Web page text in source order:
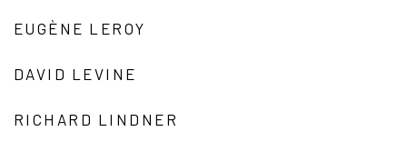
EUGÈNE LEROY
DAVID LEVINE
RICHARD LINDNER